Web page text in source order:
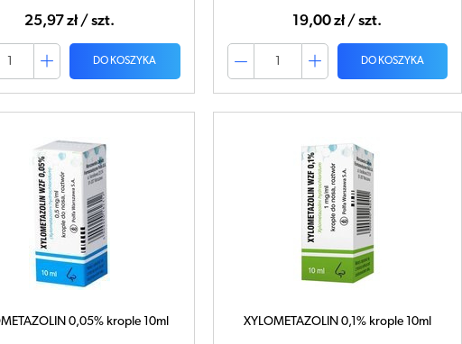
25,97 zł / szt.
DO KOSZYKA
19,00 zł / szt.
DO KOSZYKA
0,05% krople 10ml XYLOMETAZOLIN 0,1% krople 10ml